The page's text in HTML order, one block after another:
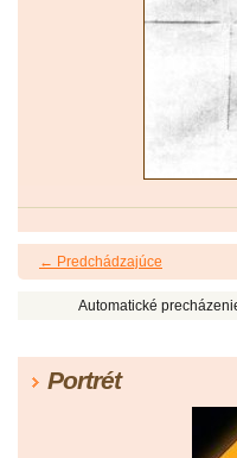
← Predchádzajúce
Automatické
Portrét